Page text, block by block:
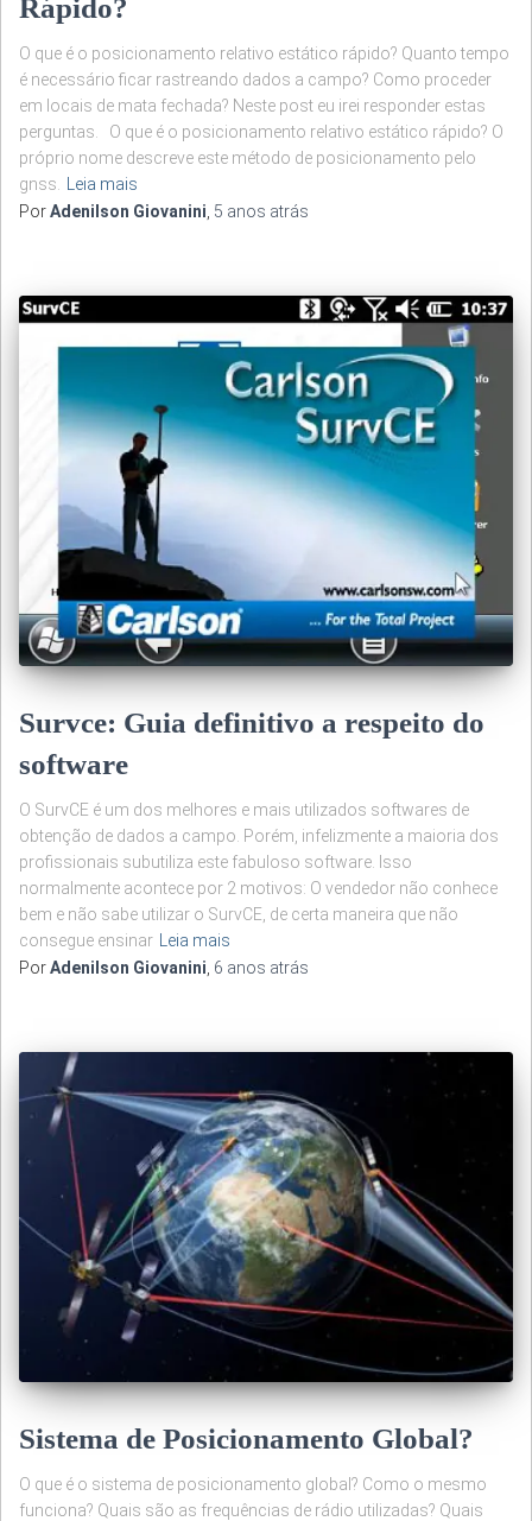
Rápido?
O que é o posicionamento relativo estático rápido? Quanto tempo
é necessário ficar rastreando dados a campo? Como proceder
em locais de mata fechada? Neste post eu irei responder estas
perguntas. O que é o posicionamento relativo estático rápido? O
próprio nome descreve este método de posicionamento pelo
gnss.
Leia mais
PorAdenilson Giovanini 5 anos atrás
Survce: Guia definitivo a respeito do
software
O SurvCE é um dos melhores e mais utilizados softwares de
obtenção de dados a campo. Porém, infelizmente a maioria dos
profissionais subutiliza este fabuloso software. Isso
normalmente acontece por 2 motivos: O vendedor não conhece
bem e não sabe utilizar o SurvCE, de certa maneira que não
consegue ensinar Leia mais
PorAdenilson Giovanini, 6 anos atrás
Sistema de Posicionamento Global?
O que é o sistema de posicionamento global? Como o mesmo
funciona? Quais são as frequências de rádio utilizadas? Quais